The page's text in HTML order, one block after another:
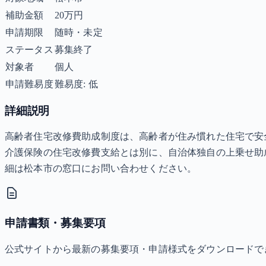
補助金額
20万円
申請期限
随時・未定
ステータス 募集終了
対象者
個人
申請難易度難易度: 低
詳細説明
高齢者住宅改修費助成制度は、高齢者が住み慣れた住宅で
介護保険の住宅改修費支給とは別に、自治体独自の上乗せ
細は松本市の窓口にお問い合わせください。
申請書類・募集要項
公式サイトから最新の募集要項・申請様式をダウンロードで